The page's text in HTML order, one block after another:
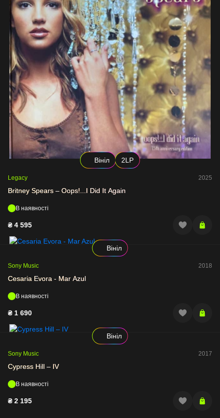
Вініл 2LP
Legacy 2025
Britney Spears – Oops!...I Did It Again
В наявності
₴ 4 595
Вініл
Sony Music 2018
Cesaria Evora - Mar Azul
В наявності
₴ 1 690
Вініл
Sony Music 2017
Cypress Hill – IV
В наявності
₴ 2 195